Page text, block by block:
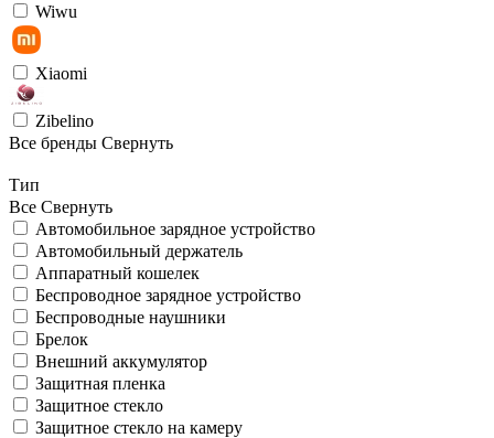
Wiwu
Xiaomi
Zibelino
Все бренды Свернуть
Тип
Все Свернуть
Автомобильное зарядное устройство
Автомобильный держатель
Аппаратный кошелек
Беспроводное зарядное устройство
Беспроводные наушники
Брелок
Внешний аккумулятор
Защитная пленка
Защитное стекло
Защитное стекло на камеру